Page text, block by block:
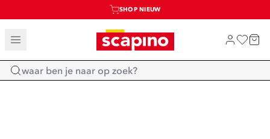
TOT 70% KORTING OP SALE
SALE: LAATSTE KANS!
SHOP NIEUW
Home